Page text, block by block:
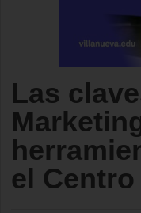
Las
el